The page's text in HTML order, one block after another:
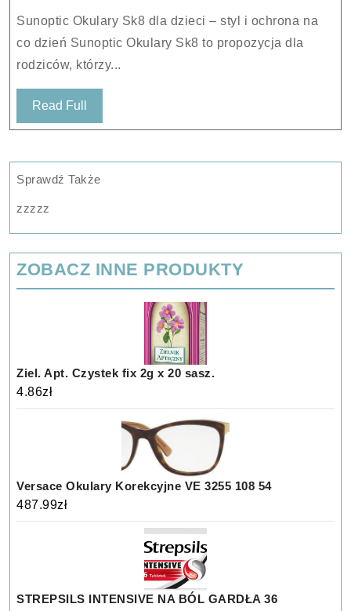
Sunoptic Okulary Sk8 dla dzieci – styl i ochrona na
co dzień Sunoptic Okulary Sk8 to propozycja dla
rodziców, którzy...
Read Full
Full
Sprawdź Także
zzzzz
ZOBACZ INNE PRODUKTY
Ziel. Apt. Czystek fix 2g x 20 sasz.
4.86zł
Versace Okulary Korekcyjne VE 3255 108 54
487.99zł
STREPSILS INTENSIVE NA BÓL GARDŁA 36